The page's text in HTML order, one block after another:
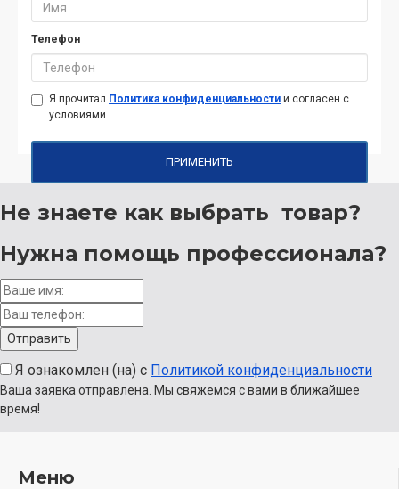
Телефон
Я прочитал Политика конфиденциальности и согласен с
условиями
ПРИМЕНИТЬ
Не знаете как выбрать товар?
Нужна помощь профессионала?
Я ознакомлен (на) с Политикой конфиденциальности
Ваша заявка отправлена. Мы свяжемся с вами в ближайшее
время!
Меню